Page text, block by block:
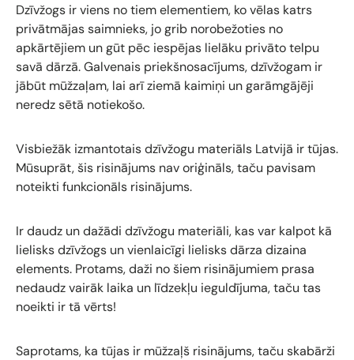
Dzīvžogs ir viens no tiem elementiem, ko vēlas katrs
privātmājas saimnieks, jo grib norobežoties no
apkārtējiem un gūt pēc iespējas lielāku privāto telpu
savā dārzā. Galvenais priekšnosacījums, dzīvžogam ir
jābūt mūžzaļam, lai arī ziemā kaimiņi un garāmgājēji
neredz sētā notiekošo.
Visbiežāk izmantotais dzīvžogu materiāls Latvijā ir tūjas.
Mūsuprāt, šis risinājums nav oriģināls, taču pavisam
noteikti funkcionāls risinājums.
Ir daudz un dažādi dzīvžogu materiāli, kas var kalpot kā
lielisks dzīvžogs un vienlaicīgi lielisks dārza dizaina
elements. Protams, daži no šiem risinājumiem prasa
nedaudz vairāk laika un līdzekļu ieguldījuma, taču tas
noeikti ir tā vērts!
Saprotams, ka tūjas ir mūžzaļš risinājums, taču skabārži